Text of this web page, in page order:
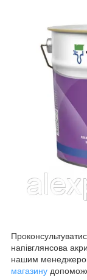
напівглянсова
нашим
магазину